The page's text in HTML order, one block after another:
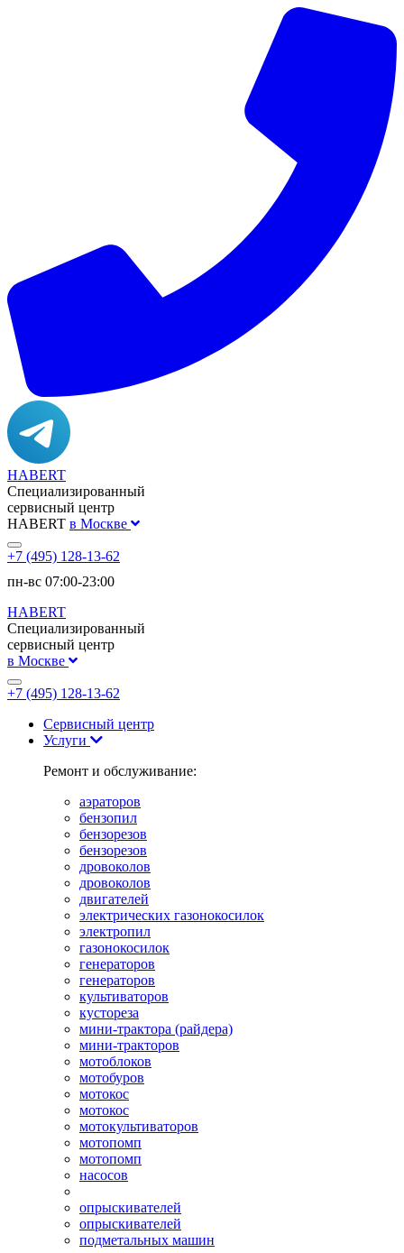
HABERT
Специализированный
сервисный центр
HABERT в Москве
+7 (495) 128-13-62
пн-вс 07:00-23:00
HABERT
Специализированный
сервисный центр
в Москве
+7 (495) 128-13-62
Сервисный центр
Услуги
Ремонт и обслуживание:
аэраторов
бензопил
бензорезов
бензорезов
дровоколов
дровоколов
двигателей
электрических газонокосилок
электропил
газонокосилок
генераторов
генераторов
культиваторов
кустореза
мини-трактора (райдера)
мини-тракторов
мотоблоков
мотобуров
мотокос
мотокос
мотокультиваторов
мотопомп
мотопомп
насосов
опрыскивателей
опрыскивателей
подметальных машин